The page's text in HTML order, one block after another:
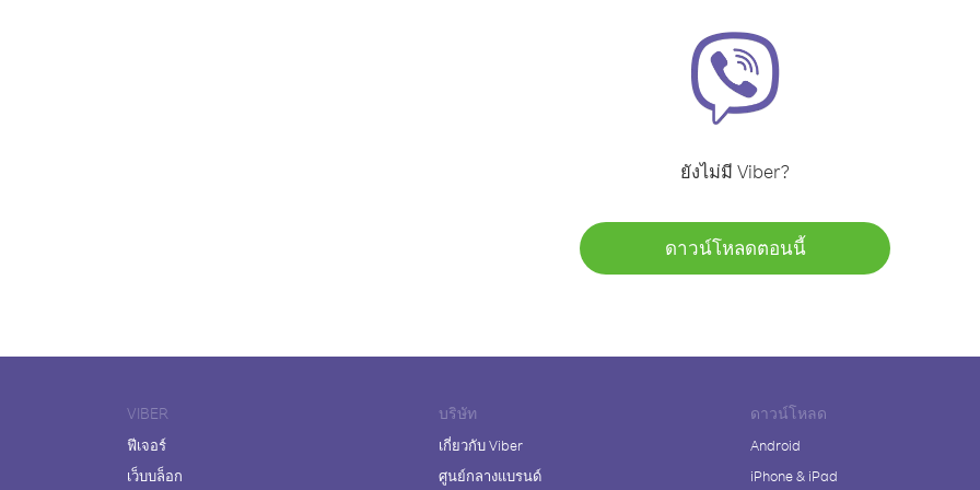
ยังไม่มี Viber?
ดาวน์โหลดตอนนี้
VIBER
ฟีเจอร์
เว็บบล็อก
บริษัท
เกี่ยวกับ Viber
ศูนย์กลางแบรนด์
ดาวน์โหลด
Android
iPhone & iPad